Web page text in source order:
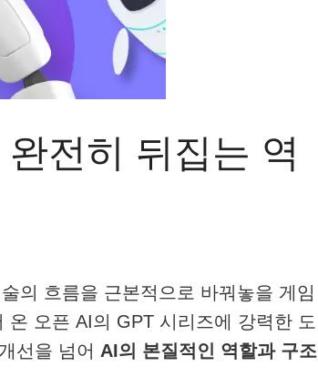
전히 뒤집는 역
의 흐름을 근본적으로 바꿔놓을 게임
오픈 AI의 GPT 시리즈에 강력한 도
선을 넘어 AI의 본질적인 역할과 구조